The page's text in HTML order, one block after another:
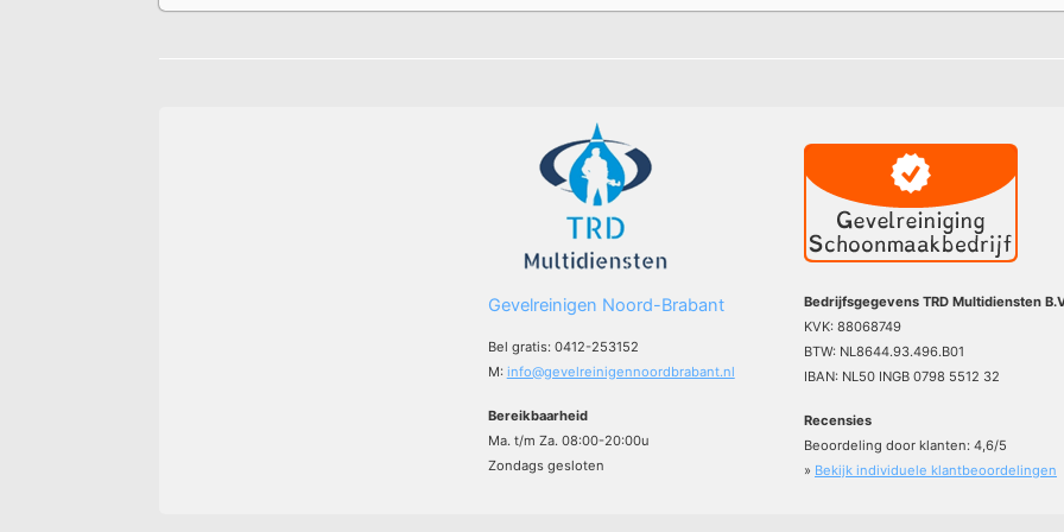
Gevelreinigen Noord-Brabant
Bel gratis: 0412-253152
M: info@gevelreinigennoordbrabant.nl
Bereikbaarheid
Ma. t/m Za. 08:00-20:00u
Zondags gesloten
Bedrijfsgegevens TRD Multidiensten
KVK: 88068749
BTW: NL8644.93.496.B01
IBAN: NL50 INGB 0798 5512 32
Recensies
Beoordeling door klanten: 4,6/5
» Bekijk individuele klantbeoordelingen